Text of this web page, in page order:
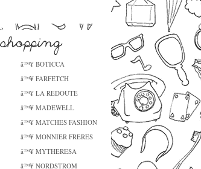
â™¥ BOTICCA
â™¥ FARFETCH
â™¥ LA REDOUTE
â™¥ MADEWELL
â™¥ MATCHES FASHION
â™¥ MONNIER FRERES
â™¥ MYTHERESA
â™¥ NORDSTROM